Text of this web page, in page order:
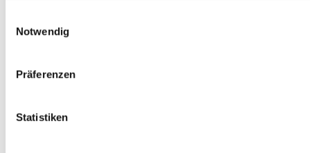
Notwendig
Präferenzen
Statistiken